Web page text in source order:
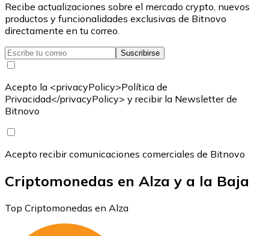
Recibe actualizaciones sobre el mercado crypto, nuevos
productos y funcionalidades exclusivas de Bitnovo
directamente en tu correo.
Suscribirse
Acepto la <privacyPolicy>Política de
Privacidad</privacyPolicy> y recibir la Newsletter de
Bitnovo
Acepto recibir comunicaciones comerciales de Bitnovo
Criptomonedas en Alza y a la Baja
Top Criptomonedas en Alza